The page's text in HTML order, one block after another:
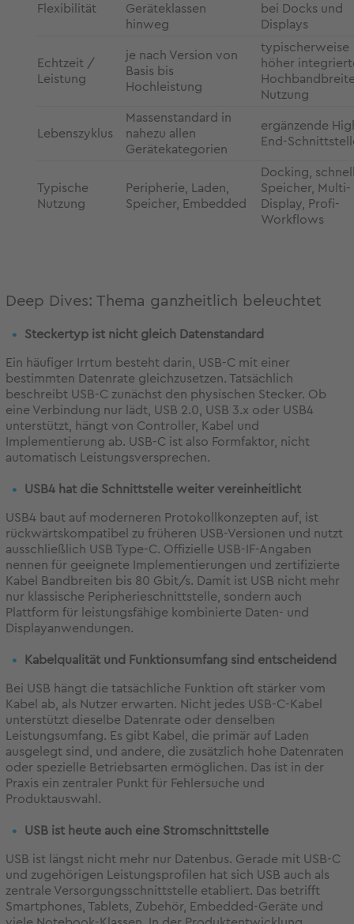
Flexibilität
Geräteklassen
hinweg
bei Docks und
Displays
Echtzeit /
Leistung
je nach Version von
Basis bis
Hochleistung
typischerweise
höher
Nutzung
Lebenszyklus
Massenstandard in
nahezu allen
Gerätekategorien
ergänzende
End-
Typische
Nutzung
Peripherie, Laden,
Speicher, Embedded
Docking,
Speicher, Multi-
Display, Profi-
Workflows
Deep Dives: Thema ganzheitlich beleuchtet
Steckertyp ist nicht gleich Datenstandard
Ein häufiger Irrtum besteht darin, USB-C mit einer
bestimmten Datenrate gleichzusetzen. Tatsächlich
beschreibt USB-C zunächst den physischen Stecker. Ob
eine Verbindung nur lädt, USB 2.0, USB 3.x oder USB4
unterstützt, hängt von Controller, Kabel und
Implementierung ab. USB-C ist also Formfaktor, nicht
automatisch Leistungsversprechen.
USB4 hat die Schnittstelle weiter vereinheitlicht
USB4 baut auf moderneren Protokollkonzepten auf, ist
rückwärtskompatibel zu früheren USB-Versionen und nutzt
ausschließlich USB Type-C. Offizielle USB-IF-Angaben
nennen für geeignete Implementierungen und zertifizierte
Kabel Bandbreiten bis 80 Gbit/s. Damit ist USB nicht mehr
nur klassische Peripherieschnittstelle, sondern auch
Plattform für leistungsfähige kombinierte Daten- und
Displayanwendungen.
Kabelqualität und Funktionsumfang sind entscheidend
Bei USB hängt die tatsächliche Funktion oft stärker vom
Kabel ab, als Nutzer erwarten. Nicht jedes USB-C-Kabel
unterstützt dieselbe Datenrate oder denselben
Leistungsumfang. Es gibt Kabel, die primär auf Laden
ausgelegt sind, und andere, die zusätzlich hohe Datenraten
oder spezielle Betriebsarten ermöglichen. Das ist in der
Praxis ein zentraler Punkt für Fehlersuche und
Produktauswahl.
USB ist heute auch eine Stromschnittstelle
USB ist längst nicht mehr nur Datenbus. Gerade mit USB-C
und zugehörigen Leistungsprofilen hat sich USB auch als
zentrale Versorgungsschnittstelle etabliert. Das betrifft
Smartphones, Tablets, Zubehör, Embedded-Geräte und